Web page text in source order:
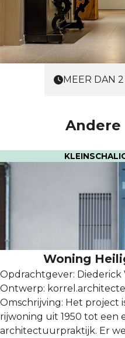
MEER DAN
Andere
Woning
Opdrachtgever: Diederick
Ontwerp:
Omschrijving: Het project
rijwoning uit 1950 tot een
architectuurpraktijk. Er